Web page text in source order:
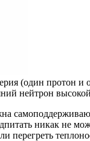
(один протон
нейтрон
никак не
перегреть